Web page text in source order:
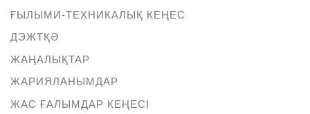
ҒЫЛЫМИ-ТЕХНИКАЛЫҚ КЕҢЕС
ДЭЖТҚӘ
ЖАҢАЛЫҚТАР
ЖАРИЯЛАНЫМДАР
ЖАС ҒАЛЫМДАР КЕҢЕСІ